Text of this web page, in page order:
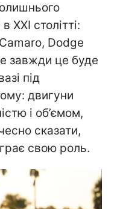
ХХІ столітті:
Dodge
завжди це буде
під
двигуни
і об’ємом,
сказати,
свою роль.